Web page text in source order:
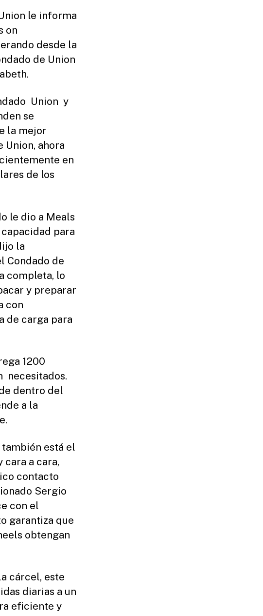
le informa
on
desde la
de Union
Union y
se
la mejor
ahora
en
de los
le dio a Meals
para
la
Condado de
completa, lo
y preparar
con
de carga para
1200
necesitados.
dentro del
a la
está el
a cara,
contacto
Sergio
con el
garantiza que
obtengan
cárcel, este
diarias a un
eficiente y